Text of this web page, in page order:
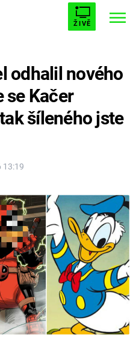
ŽIVĚ
5
13:19
odhalil nového
se Kačer
šíleného jste